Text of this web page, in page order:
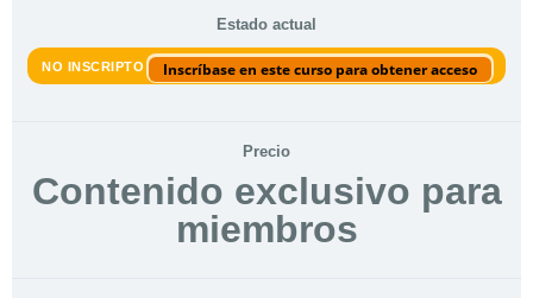
Estado actual
NO INSCRIPTO Inscríbase en este curso para obtener acceso
Precio
Contenido exclusivo para
miembros